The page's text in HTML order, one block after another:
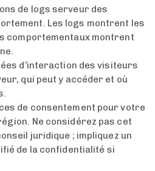
de logs serveur des
Les logs montrent les
comportementaux montrent
d’interaction des visiteurs
qui peut y accéder et où
de consentement pour votre
Ne considérez pas cet
juridique ; impliquez un
de la confidentialité si